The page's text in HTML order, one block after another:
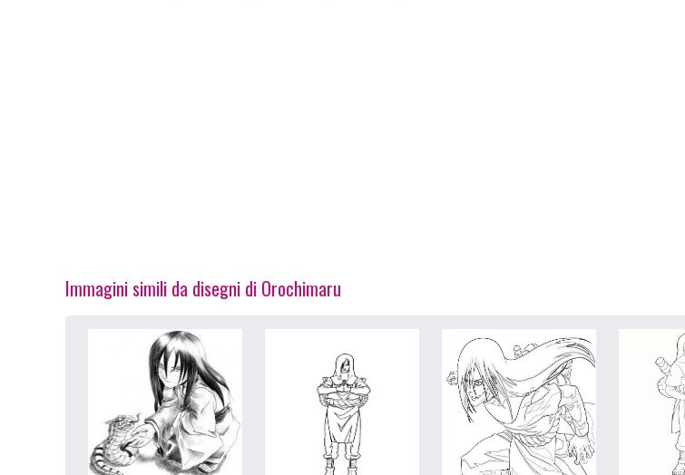
Immagini simili da disegni di Orochimaru